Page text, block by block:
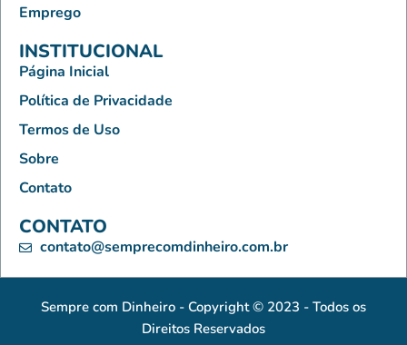
Emprego
INSTITUCIONAL
Página Inicial
Política de Privacidade
Termos de Uso
Sobre
Contato
CONTATO
contato@semprecomdinheiro.com.br
Sempre com Dinheiro - Copyright © 2023 - Todos os
Direitos Reservados